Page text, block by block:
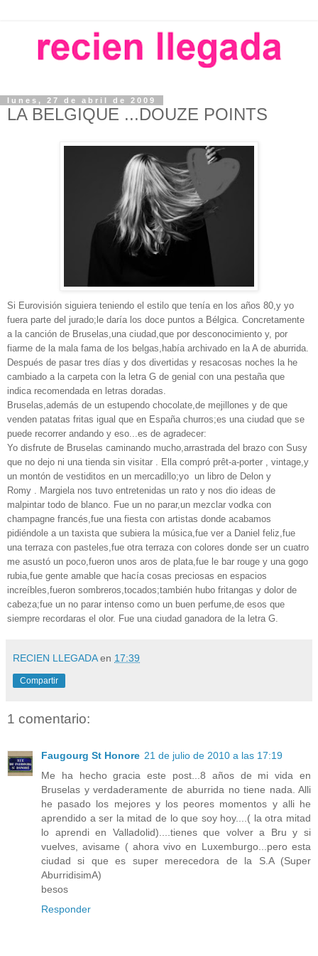
lunes, 27 de abril de 2009
LA BELGIQUE ...DOUZE POINTS
Si Eurovisión siguiera teniendo el estilo que tenía en los años 80,y yo
fuera parte del jurado;le daría los doce puntos a Bélgica. Concretamente
a la canción de Bruselas,una ciudad,que por desconocimiento y, por
fiarme de la mala fama de los belgas,había archivado en la A de aburrida.
Después de pasar tres días y dos divertidas y resacosas noches la he
cambiado a la carpeta con la letra G de genial con una pestaña que
indica recomendada en letras doradas.
Bruselas,además de un estupendo chocolate,de mejillones y de que
venden patatas fritas igual que en España churros;es una ciudad que se
puede recorrer andando y eso...es de agradecer:
Yo disfrute de Bruselas caminando mucho,arrastrada del brazo con Susy
que no dejo ni una tienda sin visitar . Ella compró prêt-a-porter , vintage,y
un montón de vestiditos en un mercadillo;yo un libro de Delon y
Romy . Margiela nos tuvo entretenidas un rato y nos dio ideas de
malpintar todo de blanco. Fue un no parar,un mezclar vodka con
champagne francés,fue una fiesta con artistas donde acabamos
pidiéndole a un taxista que subiera la música,fue ver a Daniel feliz,fue
una terraza con pasteles,fue otra terraza con colores donde ser un cuatro
me asustó un poco,fueron unos aros de plata,fue le bar rouge y una gogo
rubia,fue gente amable que hacía cosas preciosas en espacios
increíbles,fueron sombreros,tocados;también hubo fritangas y dolor de
cabeza;fue un no parar intenso como un buen perfume,de esos que
siempre recordaras el olor. Fue una ciudad ganadora de la letra G.
RECIEN LLEGADA en 17:39
Compartir
1 comentario:
Faugourg St Honore 21 de julio de 2010 a las 17:19
Me ha hecho gracia este post...8 años de mi vida en
Bruselas y verdaderamente de aburrida no tiene nada. Alli
he pasado los mejores y los peores momentos y alli he
aprendido a ser la mitad de lo que soy hoy....( la otra mitad
lo aprendi en Valladolid)....tienes que volver a Bru y si
vuelves, avisame ( ahora vivo en Luxemburgo...pero esta
ciudad si que es super merecedora de la S.A (Super
AburridisimA)
besos
Responder